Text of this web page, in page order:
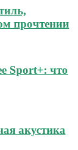
прочтении
Sport+: что
акустика